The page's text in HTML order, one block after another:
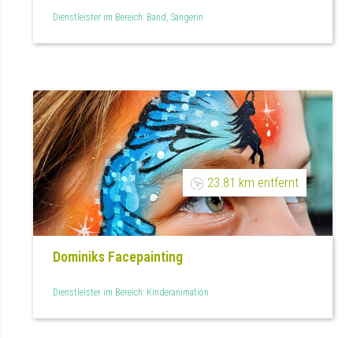
Dienstleister im Bereich: Band, Sängerin
23.81 km entfernt
Dominiks Facepainting
Dienstleister im Bereich: Kinderanimation